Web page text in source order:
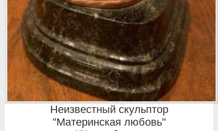
Неизвестный скульптор
"Материнская любовь"